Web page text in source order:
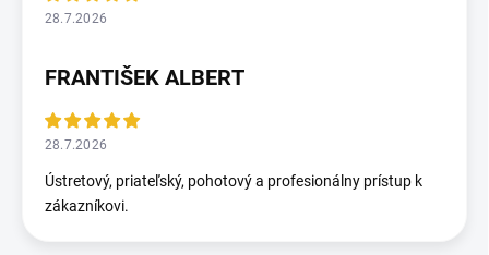
28.7.2026
FRANTIŠEK ALBERT
28.7.2026
Ústretový, priateľský, pohotový a profesionálny prístup k
zákazníkovi.